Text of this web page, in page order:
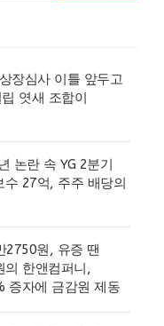
장심사 이틀 앞두고
엿새 조합이
논란 속 YG 2분기
27억, 주주 배당의
2750원, 유증 땐
한앤컴퍼니,
증자에 금감원 제동